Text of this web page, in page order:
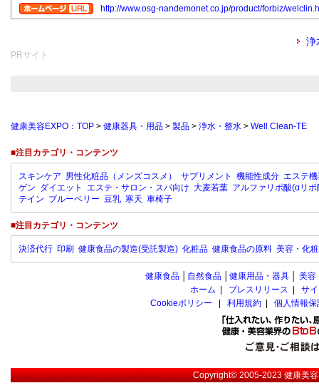
http://www.osg-nandemonet.co.jp/product/forbiz/
浄
PRサイト
健康美容EXPO：TOP > 健康器具・用品 > 製品 > 浄水・整水 > Well Clean-TE
■注目カテゴリ・コンテンツ
スキンケア 男性化粧品（メンズコスメ） サプリメント 機能性成分 エステ
ゲン ダイエット エステ・サロン・スパ向け 大麦若葉 アルファリポ酸(αリポ
テイン ブルーベリー 豆乳 寒天 車椅子
■注目カテゴリ・コンテンツ
決済代行 印刷 健康食品の製造(受託製造) 化粧品 健康食品の原料 美容・化
健康食品 自然食品 健康用品・器具 美容
ホーム
プレスリリース
サ
Cookieポリシー
利用規約 個人情報
Copyright© 2005-2023健康美